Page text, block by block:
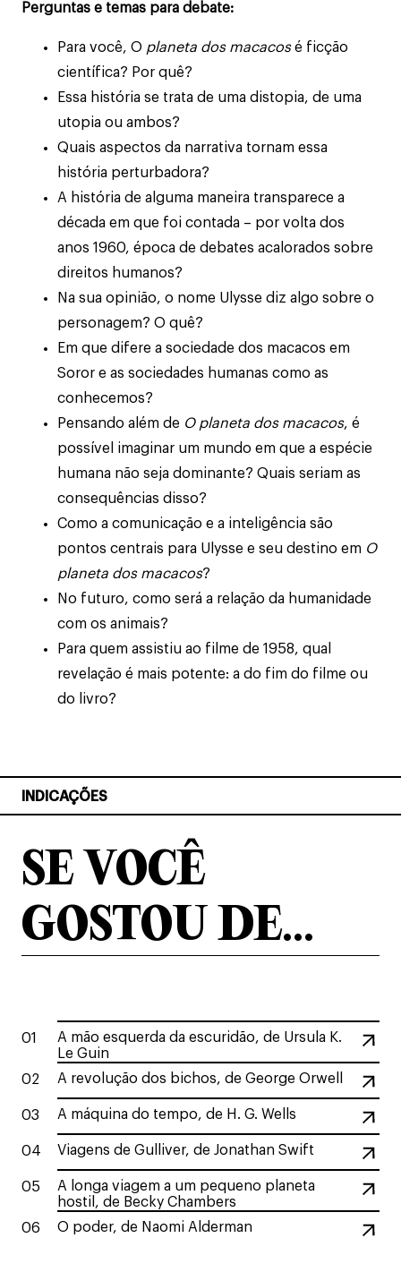
Perguntas e temas para debate:
Para você, O planeta dos macacosé ficção
científica? Por quê?
Essa história se trata de uma distopia, de uma
utopia ou ambos?
Quais aspectos da narrativa tornam essa
história perturbadora?
A história de alguma maneira transparece a
década em que foi contada – por volta dos
anos 1960, época de debates acalorados sobre
direitos humanos?
Na sua opinião, o nome Ulysse diz algo sobre o
personagem? O quê?
Em que difere a sociedade dos macacos em
Soror e as sociedades humanas como as
conhecemos?
Pensando além de O planeta dos macacos, é
possível imaginar um mundo em que a espécie
humana não seja dominante? Quais seriam as
consequências disso?
Como a comunicação e a inteligência são
pontos centrais para Ulysse e seu destino em O
planeta dos macacos?
No futuro, como será a relação da humanidade
com os animais?
Para quem assistiu ao filme de 1958, qual
revelação é mais potente: a do fim do filme ou
do livro?
INDICAÇÕES
SE VOCÊ
GOSTOU DE...
01
A mão esquerda da escuridão, de Ursula K.
Le Guin
02
A revolução dos bichos, de George Orwell
03 A máquina do tempo, de H. G. Wells
04 Viagens de Gulliver, de Jonathan Swift
05
A longa viagem a um pequeno planeta
hostil, de Becky Chambers
06
O poder, de Naomi Alderman